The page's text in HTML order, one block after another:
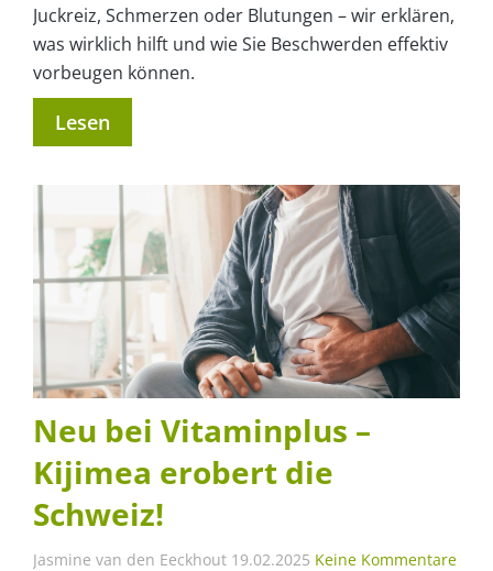
Juckreiz, Schmerzen oder Blutungen – wir erklären,
was wirklich hilft und wie Sie Beschwerden effektiv
vorbeugen können.
Lesen
Neu bei Vitaminplus –
Kijimea erobert die
Schweiz!
Jasmine van den Eeckhout 19.02.2025 Keine Kommentare